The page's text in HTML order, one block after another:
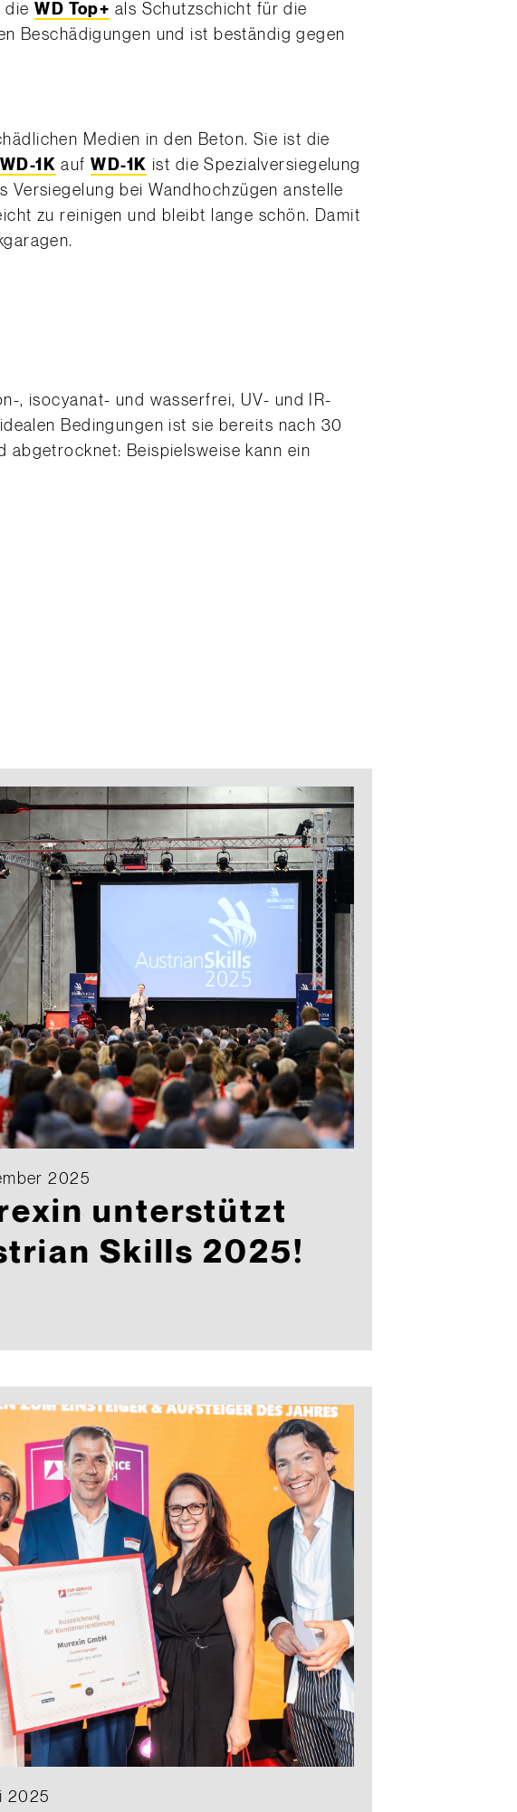
dieWD Top+ als Schutzschicht für die
Beschädigungen und ist beständig gegen
Medien in den Beton. Sie ist die
WD-1K aufWD-1K ist die Spezialversiegelung
bei Wandhochzügen anstelle
zu reinigen und bleibt lange schön. Damit
, isocyanat- und wasserfrei, UV- und IR-
Bedingungen ist sie bereits nach 30
Beispielsweise kann ein
2025
unterstützt
Skills 2025!
2025